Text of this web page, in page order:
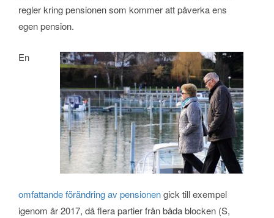
regler kring pensionen som kommer att påverka ens
egen pension.
En
omfattande förändring av pensionengick till exempel
igenom år 2017, då flera partier från båda blocken (S,